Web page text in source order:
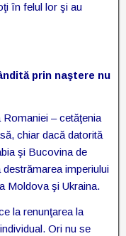
în felul lor şi au
prin naştere nu
– cetăţenia
chiar dacă datorită
şi Bucovina de
imperiului
Moldova şi Ukraina.
la renunţarea la
Ori nu se